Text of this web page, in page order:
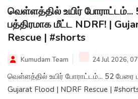
வெள்ளத்தில் உயிர் போராட்டம்...
பத்திரமாக மீட்ட NDRF! |
Rescue | #shorts
Kumudam Team 24 Jul 2026,
வெள்ளத்தில் உயிர் போராட்டம்... 52 பேரை
Gujarat Flood | NDRF Rescue |